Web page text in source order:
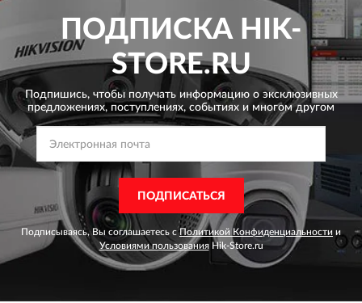
ПОДПИСКА HIK-
STORE.RU
Подпишись, чтобы получать информацию о эксклюзивных
предложениях, поступлениях, событиях и многом другом
ПОДПИСАТЬСЯ
Подписываясь, Вы соглашаетесь сПолитикой Конфиденциальности и
Условиями пользованияHik-Store.ru